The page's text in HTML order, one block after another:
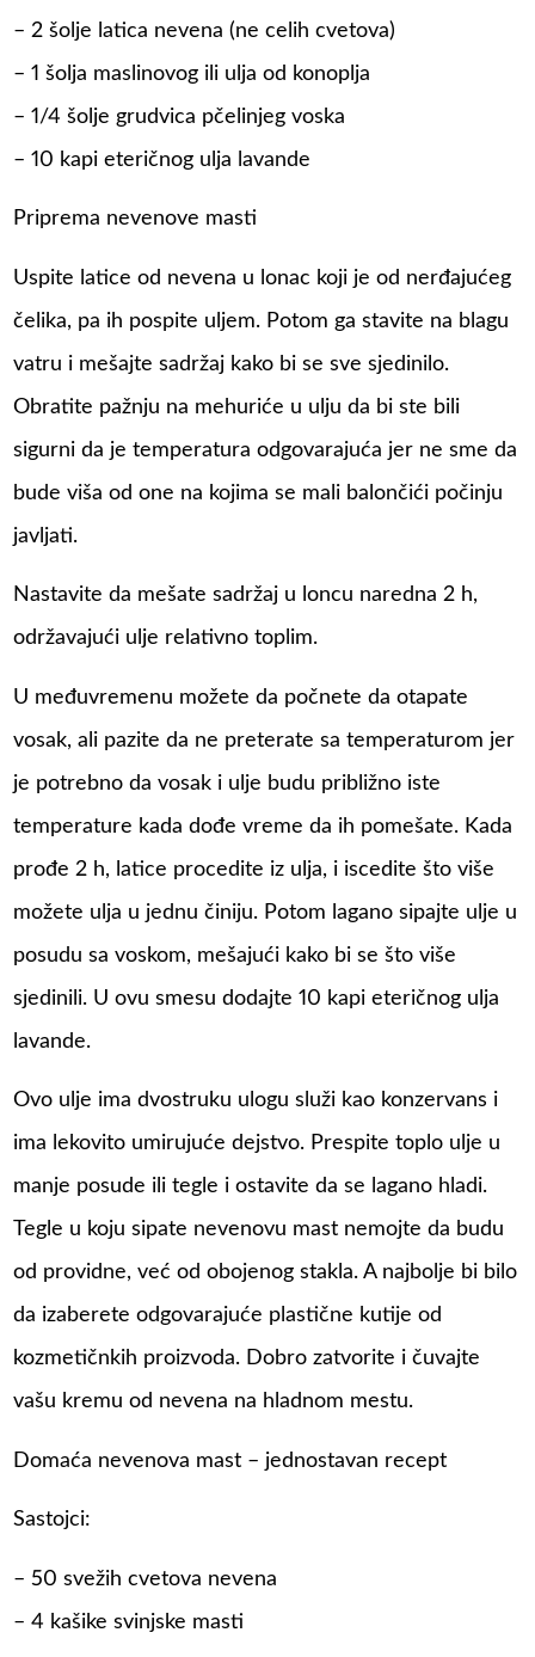
– 2 šolje latica nevena (ne celih cvetova)
– 1 šolja maslinovog ili ulja od konoplja
– 1/4 šolje grudvica pčelinjeg voska
– 10 kapi eteričnog ulja lavande
Priprema nevenove masti
Uspite latice od nevena u lonac koji je od nerđajućeg
čelika, pa ih pospite uljem. Potom ga stavite na blagu
vatru i mešajte sadržaj kako bi se sve sjedinilo.
Obratite pažnju na mehuriće u ulju da bi ste bili
sigurni da je temperatura odgovarajuća jer ne sme da
bude viša od one na kojima se mali balončići počinju
javljati.
Nastavite da mešate sadržaj u loncu naredna 2 h,
održavajući ulje relativno toplim.
U međuvremenu možete da počnete da otapate
vosak, ali pazite da ne preterate sa temperaturom jer
je potrebno da vosak i ulje budu približno iste
temperature kada dođe vreme da ih pomešate. Kada
prođe 2 h, latice procedite iz ulja, i iscedite što više
možete ulja u jednu činiju. Potom lagano sipajte ulje u
posudu sa voskom, mešajući kako bi se što više
sjedinili. U ovu smesu dodajte 10 kapi eteričnog ulja
lavande.
Ovo ulje ima dvostruku ulogu služi kao konzervans i
ima lekovito umirujuće dejstvo. Prespite toplo ulje u
manje posude ili tegle i ostavite da se lagano hladi.
Tegle u koju sipate nevenovu mast nemojte da budu
od providne, već od obojenog stakla. A najbolje bi bilo
da izaberete odgovarajuće plastične kutije od
kozmetičnkih proizvoda. Dobro zatvorite i čuvajte
vašu kremu od nevena na hladnom mestu.
Domaća nevenova mast – jednostavan recept
Sastojci:
– 50 svežih cvetova nevena
– 4 kašike svinjske masti